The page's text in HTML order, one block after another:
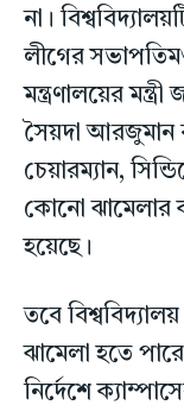
না।
লীগের
মন্ত্রণালয়ের মন্ত্রী
সৈয়দা আরজুমান
চেয়ারম্যান,
কোনো ঝামেলার
হয়েছে।
তবে
ঝামেলা হতে
নির্দেশে